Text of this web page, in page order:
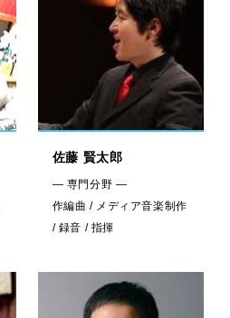
佐藤 賢太郎
— 専門分野 —
作編曲 / メディア音楽制作
/ 録音 / 指揮